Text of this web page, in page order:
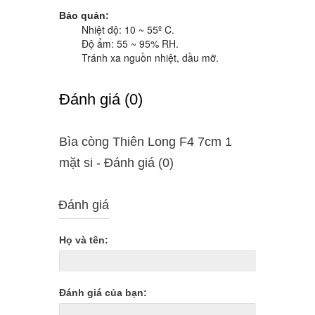
Bảo quản:
Nhiệt độ: 10 ~ 55º C.
Độ ẩm: 55 ~ 95% RH.
Tránh xa nguồn nhiệt, dầu mỡ.
Ðánh giá (0)
Bìa còng Thiên Long F4 7cm 1
mặt si - Ðánh giá (0)
Đánh giá
Họ và tên:
Đánh giá của bạn: